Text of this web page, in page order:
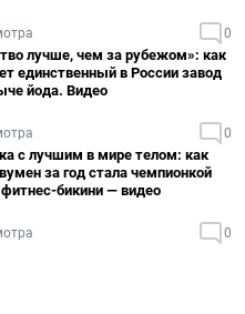
0
лучше, чем за рубежом»: как
единственный в России завод
йода. Видео
0
с лучшим в мире телом: как
за год стала чемпионкой
бикини — видео
0